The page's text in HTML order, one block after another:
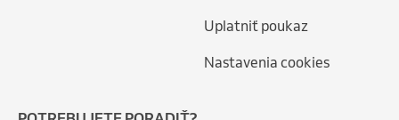
Uplatniť poukaz
Nastavenia cookies